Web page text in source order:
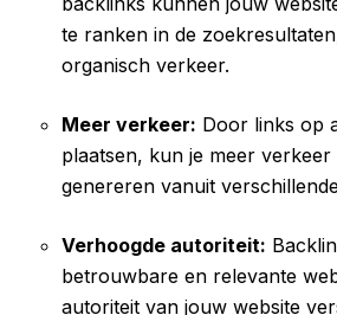
te ranken in de
organisch verkeer.
Meer verkeer: Door links op
plaatsen, kun je meer
genereren vanuit
Verhoogde autoriteit:
betrouwbare en relevante
autoriteit van jouw website